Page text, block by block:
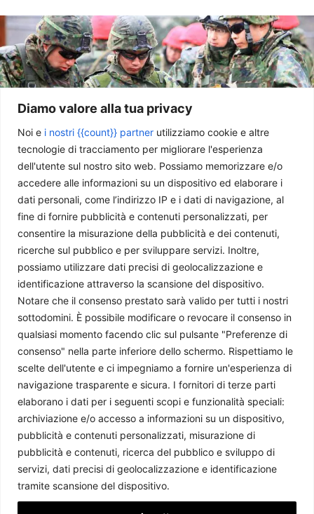
Diamo valore alla tua privacy
Noi e i nostri {{count}} partner utilizziamo cookie e altre
tecnologie di tracciamento per migliorare l'esperienza
dell'utente sul nostro sito web. Possiamo memorizzare e/o
accedere alle informazioni su un dispositivo ed elaborare i
dati personali, come l’indirizzo IP e i dati di navigazione, al
fine di fornire pubblicità e contenuti personalizzati, per
consentire la misurazione della pubblicità e dei contenuti,
ricerche sul pubblico e per sviluppare servizi. Inoltre,
possiamo utilizzare dati precisi di geolocalizzazione e
identificazione attraverso la scansione del dispositivo.
Notare che il consenso prestato sarà valido per tutti i nostri
sottodomini. È possibile modificare o revocare il consenso in
qualsiasi momento facendo clic sul pulsante "Preferenze di
consenso" nella parte inferiore dello schermo. Rispettiamo le
scelte dell'utente e ci impegniamo a fornire un'esperienza di
navigazione trasparente e sicura. I fornitori di terze parti
elaborano i dati per i seguenti scopi e funzionalità speciali:
archiviazione e/o accesso a informazioni su un dispositivo,
pubblicità e contenuti personalizzati, misurazione di
pubblicità e contenuti, ricerca del pubblico e sviluppo di
servizi, dati precisi di geolocalizzazione e identificazione
tramite scansione del dispositivo.
Giappone: riarmo possibile, ma a quale prezzo?
Master UNICAL - 9 Luglio 2026
Regno Unito: il Primo Ministro laburista Keir Starmer
annuncia le proprie dimissioni
Giorgio Fioravanti - 25 Giugno 2026